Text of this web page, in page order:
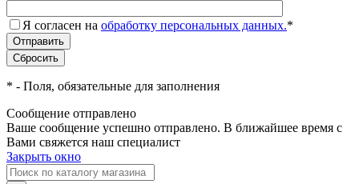
Я согласен на обработку персональных данных.*
* - Поля, обязательные для заполнения
Сообщение отправлено
Ваше сообщение успешно отправлено. В ближайшее время с
Вами свяжется наш специалист
Закрыть окно